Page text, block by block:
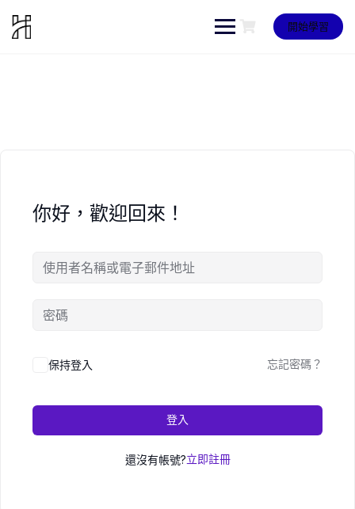
content
開始學習
你好，歡迎回來！
保持登入 忘記密碼？
登入
還沒有帳號?立即註冊